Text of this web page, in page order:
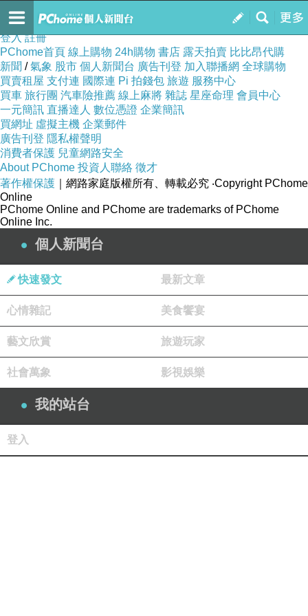
我的
訂閱
買房全額貸
登入 註冊
PChome首頁 線上購物 24h購物 書店 露天拍賣 比比昂代購
新聞 /氣象 股市 個人新聞台 廣告刊登 加入聯播網 全球購物
買賣租屋 支付連 國際連 Pi 拍錢包 旅遊 服務中心
買車 旅行團 汽車險推薦 線上麻將 雜誌 星座命理 會員中心
一元簡訊 直播達人 數位憑證 企業簡訊
買網址 虛擬主機 企業郵件
廣告刊登 隱私權聲明
消費者保護 兒童網路安全
About PChome 投資人聯絡 徵才
著作權保護 ｜網路家庭版權所有、轉載必究 ‧Copyright PChome
Online
PChome Online and PChome are trademarks of PChome
Online Inc.
個人新聞台
快速發文 最新文章
心情雜記 美食饗宴
藝文欣賞 旅遊玩家
社會萬象 影視娛樂
我的站台
登入